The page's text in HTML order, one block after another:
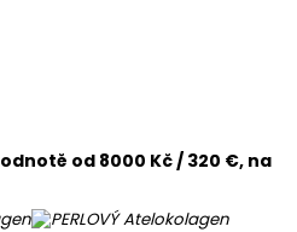
od 8000 Kč / 320 €, na